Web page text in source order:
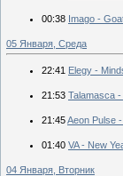
00:38 Imago -
05 Января, Среда
22:41 Elegy -
21:53 Talamasca
21:45Aeon Pulse
01:40 VA - New
04 Января, Вторник